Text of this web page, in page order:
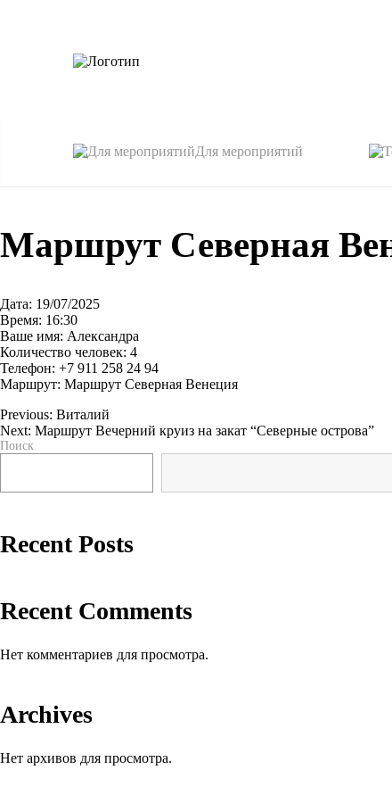
Для мероприятий
Маршрут Северная
Дата: 19/07/2025
Время: 16:30
Ваше имя: Александра
Количество человек: 4
Телефон: +7 911 258 24 94
Маршрут: Маршрут Северная Венеция
Навигация
записям
Previous: Виталий
Next: Маршрут Вечерний круиз на закат “Северные острова”
Поиск
Recent Posts
Recent Comments
Нет комментариев для просмотра.
Archives
Нет архивов для просмотра.